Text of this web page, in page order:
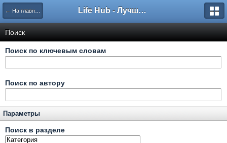
← На главную Life Hub - Лучшие компьютерные игры мира
Поиск
Поиск по ключевым словам
Поиск по автору
Параметры
Поиск в разделе